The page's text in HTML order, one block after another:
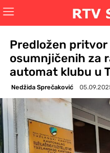
Predložen pritvor
osumnjičenih za
automat klubu u
Nedžida Sprečaković